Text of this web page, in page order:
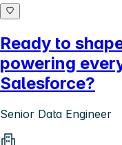
Ready to
powering
Salesforce?
Senior Data Engineer